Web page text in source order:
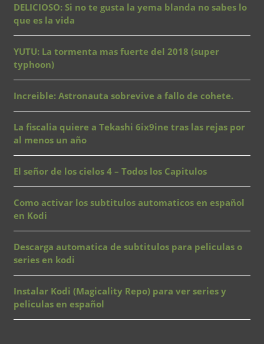
DELICIOSO: Si no te gusta la yema blanda no sabes lo
que es la vida
YUTU: La tormenta mas fuerte del 2018 (super
typhoon)
Increible: Astronauta sobrevive a fallo de cohete.
La fiscalia quiere a Tekashi 6ix9ine tras las rejas por
al menos un año
El señor de los cielos 4 – Todos los Capitulos
Como activar los subtitulos automaticos en español
en Kodi
Descarga automatica de subtitulos para peliculas o
series en kodi
Instalar Kodi (Magicality Repo) para ver series y
peliculas en español